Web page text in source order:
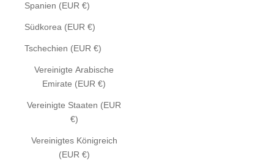
Spanien (EUR €)
Südkorea (EUR €)
Tschechien (EUR €)
Vereinigte Arabische
Emirate (EUR €)
Vereinigte Staaten (EUR
€)
Vereinigtes Königreich
(EUR €)